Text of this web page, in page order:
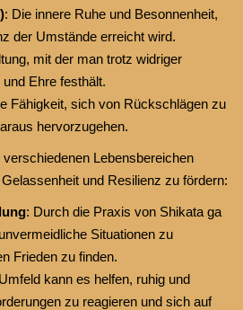
: Die innere Ruhe und Besonnenheit,
der Umstände erreicht wird.
mit der man trotz widriger
Ehre festhält.
Fähigkeit, sich von Rückschlägen zu
hervorzugehen.
verschiedenen Lebensbereichen
und Resilienz zu fördern:
: Durch die Praxis von Shikata ga
Situationen zu
Frieden zu finden.
kann es helfen, ruhig und
zu reagieren und sich auf